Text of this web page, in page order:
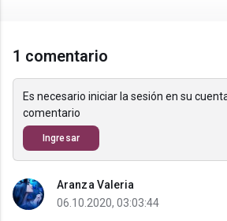
1 comentario
Es necesario iniciar la sesión en su
comentario
Ingresar
Aranza Valeria
06.10.2020, 03:03:44